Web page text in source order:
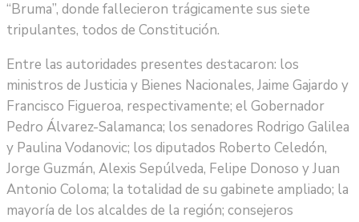
“Bruma”, donde fallecieron trágicamente sus siete
tripulantes, todos de Constitución.
Entre las autoridades presentes destacaron: los
ministros de Justicia y Bienes Nacionales, Jaime Gajardo y
Francisco Figueroa, respectivamente; el Gobernador
Pedro Álvarez-Salamanca; los senadores Rodrigo Galilea
y Paulina Vodanovic; los diputados Roberto Celedón,
Jorge Guzmán, Alexis Sepúlveda, Felipe Donoso y Juan
Antonio Coloma; la totalidad de su gabinete ampliado; la
mayoría de los alcaldes de la región; consejeros